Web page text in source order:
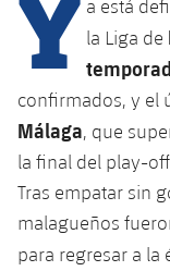
plusicon
más
Instalaciones
Spotify Camp
Palau
SUB13
SUB12
SUB11 A
SUB11 B
SUB10 A
SUB13 B
SUB12 C
SUB11 C
Gameday
Resultados
Base
Barça
Cadete A
Cadete B
Campus
PLUSICON
Primer
plusicon
más
Actualidad
Calendario
Barça Atlètic
plusicon
más
Actualidad
Base
plusicon
más
a está
la Liga de
confirmados, y el
Málaga, que
la final del play-
Tras empatar sin
malagueños
para regresar a la